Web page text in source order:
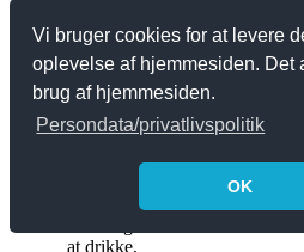
Vi bruger cookies for at levere
oplevelse af hjemmesiden. Det
brug af hjemmesiden.
Persondata/privatlivspolitik
OK
frokost-
kunder,
som bare
lige
kommer
ind for at
hurtig mad
at drikke,